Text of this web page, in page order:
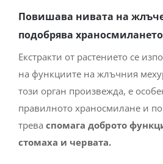
Повишава нивата на
подобрява храносмилането
Екстракти от растението се
на функциите на жлъчния
този орган произвежда, е
правилното храносмилане и
трева спомага доброто
стомаха и червата.